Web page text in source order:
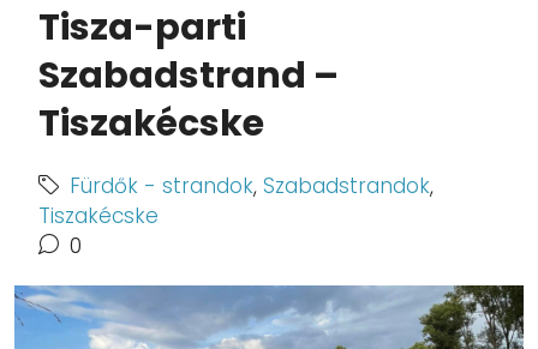
Tisza-parti
Szabadstrand –
Tiszakécske
Fürdők - strandok, Szabadstrandok,
Tiszakécske
0